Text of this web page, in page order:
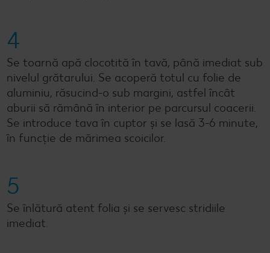
4
Se toarnă apă clocotită în tavă, până imediat sub
nivelul grătarului. Se acoperă totul cu folie de
aluminiu, răsucind-o sub margini, astfel încât
aburii să rămână în interior pe parcursul coacerii.
Se introduce tava în cuptor și se lasă 3-6 minute,
în funcție de mărimea scoicilor.
5
Se înlătură atent folia și se servesc stridiile
imediat.